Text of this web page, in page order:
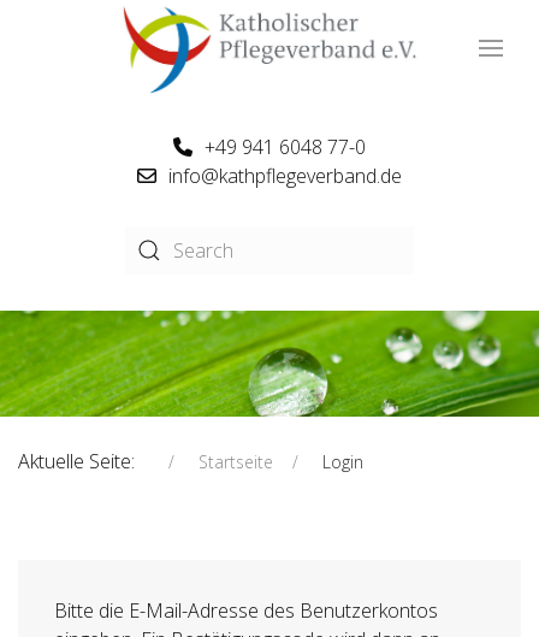
+49 941 6048 77-0
info@kathpflegeverband.de
Aktuelle Seite: Startseite Login
Bitte die E-Mail-Adresse des Benutzerkontos